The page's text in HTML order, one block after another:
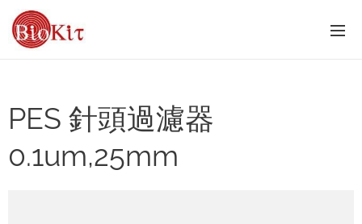
PES 針頭過濾器
0.1um,25mm